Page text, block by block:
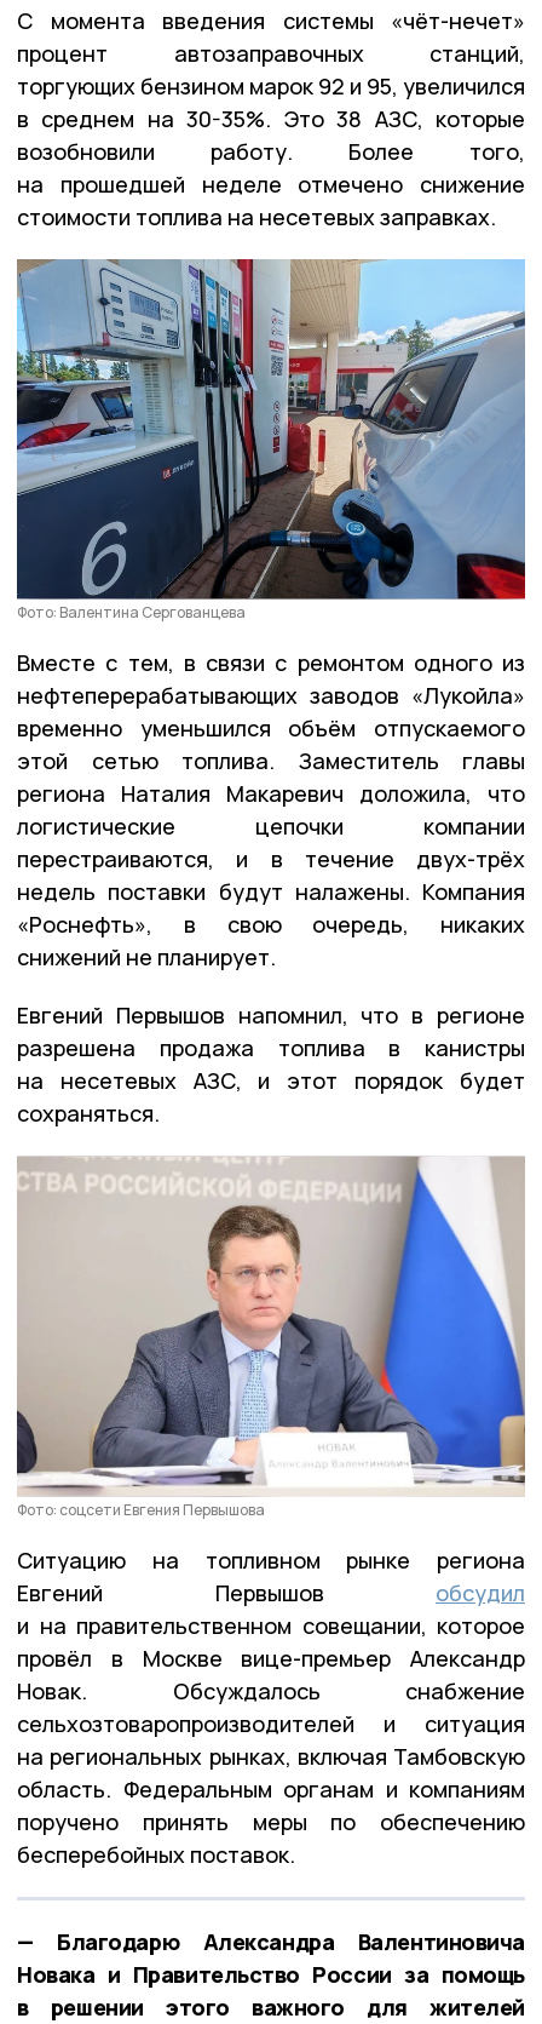
С момента введения системы «чёт-нечет»
процент автозаправочных станций,
торгующих бензином марок 92 и 95, увеличился
в среднем на 30-35%. Это 38 АЗС, которые
возобновили работу. Более того,
на прошедшей неделе отмечено снижение
стоимости топлива на несетевых заправках.
Фото: Валентина Сергованцева
Вместе с тем, в связи с ремонтом одного из
нефтеперерабатывающих заводов «Лукойла»
временно уменьшился объём отпускаемого
этой сетью топлива. Заместитель главы
региона Наталия Макаревич доложила, что
логистические цепочки компании
перестраиваются, и в течение двух-трёх
недель поставки будут налажены. Компания
«Роснефть», в свою очередь, никаких
снижений не планирует.
Евгений Первышов напомнил, что в регионе
разрешена продажа топлива в канистры
на несетевых АЗС, и этот порядок будет
сохраняться.
Фото: соцсети Евгения Первышова
Ситуацию на топливном рынке региона
Евгений Первышов обсудил
и на правительственном совещании, которое
провёл в Москве вице-премьер Александр
Новак. Обсуждалось снабжение
сельхозтоваропроизводителей и ситуация
на региональных рынках, включая Тамбовскую
область. Федеральным органам и компаниям
поручено принять меры по обеспечению
бесперебойных поставок.
— Благодарю Александра Валентиновича
Новака и Правительство России за помощь
в решении этого важного для жителей